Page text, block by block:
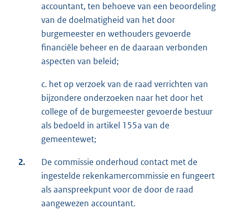
accountant, ten behoeve van een beoordeling
van de doelmatigheid van het door
burgemeester en wethouders gevoerde
financiële beheer en de daaraan verbonden
aspecten van beleid;
c. het op verzoek van de raad verrichten van
bijzondere onderzoeken naar het door het
college of de burgemeester gevoerde bestuur
als bedoeld in artikel 155a van de
gemeentewet;
2.
De commissie onderhoud contact met de
ingestelde rekenkamercommissie en fungeert
als aanspreekpunt voor de door de raad
aangewezen accountant.